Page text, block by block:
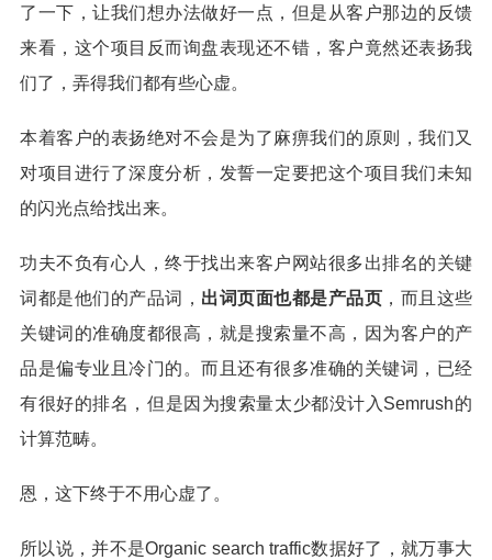
了一下，让我们想办法做好一点，但是从客户那边的反馈
来看，这个项目反而询盘表现还不错，客户竟然还表扬我
们了，弄得我们都有些心虚。
本着客户的表扬绝对不会是为了麻痹我们的原则，我们又
对项目进行了深度分析，发誓一定要把这个项目我们未知
的闪光点给找出来。
功夫不负有心人，终于找出来客户网站很多出排名的关键
词都是他们的产品词， 出词页面也都是产品页 ，而且这些
关键词的准确度都很高，就是搜索量不高，因为客户的产
品是偏专业且冷门的。而且还有很多准确的关键词，已经
有很好的排名，但是因为搜索量太少都没计入Semrush的
计算范畴。
恩，这下终于不用心虚了。
所以说，并不是Organic search traffic数据好了，就万事大